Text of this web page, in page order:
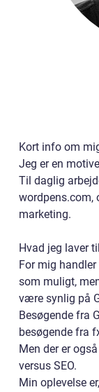
Kort info om
Jeg er en
Til daglig
wordpens.com,
marketing.
Hvad jeg laver
For mig
som muligt,
være synlig på
Besøgende fra
besøgende fra
Men der er
versus SEO.
Min oplevelse